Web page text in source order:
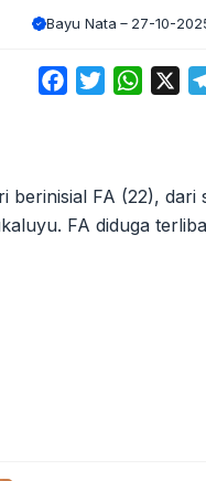
Bayu Nata 27-10-
FacebookTwitter
berinisial FA (22), dari
FA diduga